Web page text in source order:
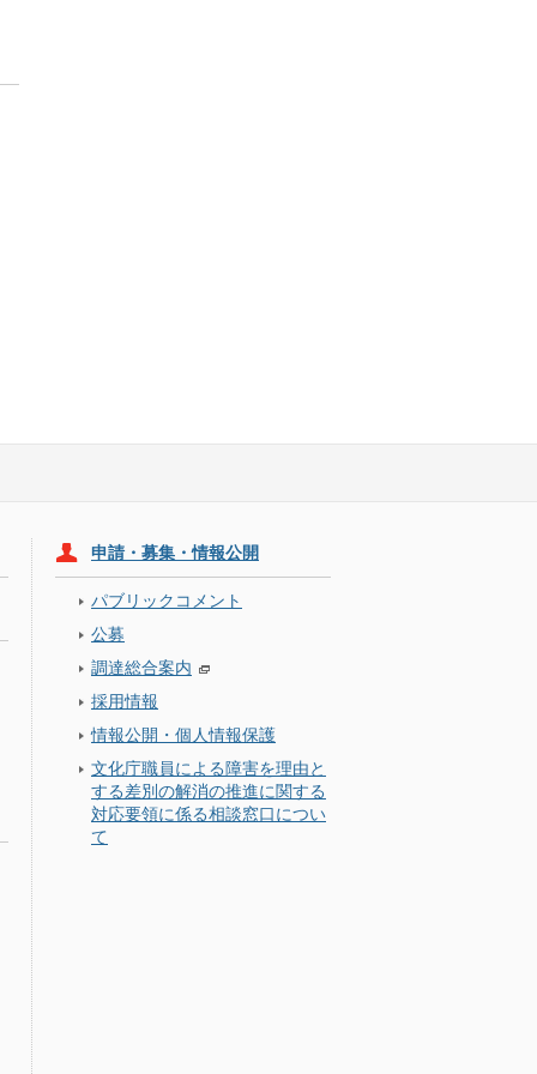
申請・募集・情報公開
パブリックコメント
公募
調達総合案内
採用情報
情報公開・個人情報保護
文化庁職員による障害を理由と
する差別の解消の推進に関する
対応要領に係る相談窓口につい
て